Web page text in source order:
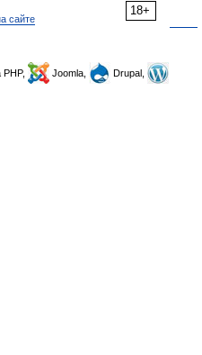
18+
сайте
PHP, Joomla,
Drupal,